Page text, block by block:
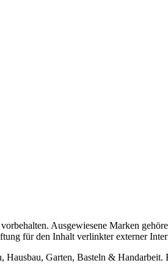
Ausgewiesene Marken
für den Inhalt verlinkter externer
Garten, Basteln &